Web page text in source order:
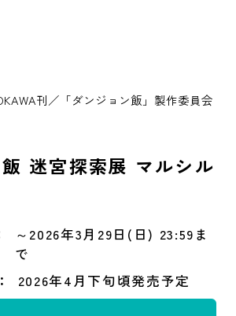
刊／「ダンジョン飯」製作委員会
迷宮探索展 マルシル
～2026年3月29日(日) 23:59ま
で
2026年4月下旬頃発売予定